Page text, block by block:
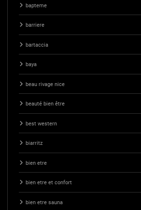
bapteme
barriere
bartaccia
baya
beau rivage nice
beauté bien être
best western
biarritz
bien etre
bien etre et confort
bien etre sauna